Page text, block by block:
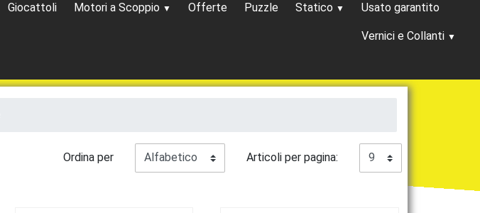
Giocattoli Motori a Scoppio Offerte Puzzle Statico Usato garantito
Vernici e Collanti
Ordina per Articoli per pagina: